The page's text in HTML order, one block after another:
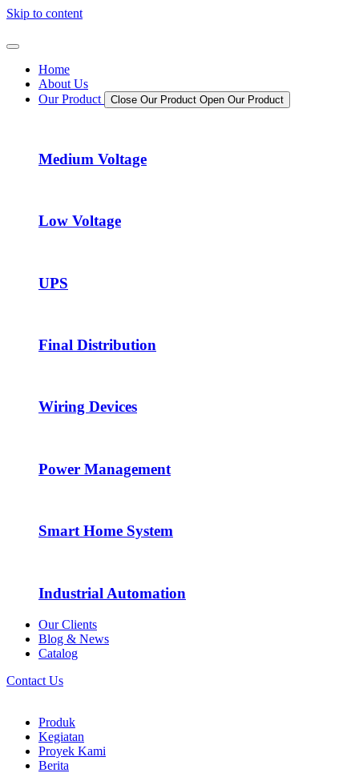
Skip to content
Home
About Us
Our Product
Close Our Product Open Our Product
Medium Voltage
Low Voltage
UPS
Final Distribution
Wiring Devices
Power Management
Smart Home System
Industrial Automation
Our Clients
Blog & News
Catalog
Contact Us
Produk
Kegiatan
Proyek Kami
Berita